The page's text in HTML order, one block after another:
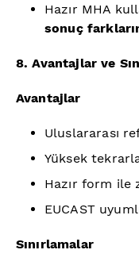
Hazır MHA
sonuç
8. Avantajlar ve
Avantajlar
Uluslararası
Yüksek
Hazır form ile
EUCAST
Sınırlamalar